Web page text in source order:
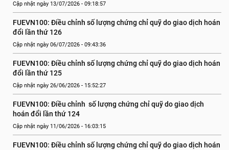
Cập nhật ngày 13/07/2026 - 09:18:57
FUEVN100: Điều chỉnh số lượng chứng chỉ quỹ do giao dịch hoán
đổi lần thứ 126
Cập nhật ngày 06/07/2026 - 09:43:36
FUEVN100: Điều chỉnh số lượng chứng chỉ quỹ do giao dịch hoán
đổi lần thứ 125
Cập nhật ngày 26/06/2026 - 15:52:27
FUEVN100: Điều chỉnh  số lượng chứng chỉ quỹ do giao dịch
hoán đổi lần thứ 124
Cập nhật ngày 11/06/2026 - 16:03:15
FUEVN100: Điều chỉnh số lượng chứng chỉ quỹ do giao dịch hoán